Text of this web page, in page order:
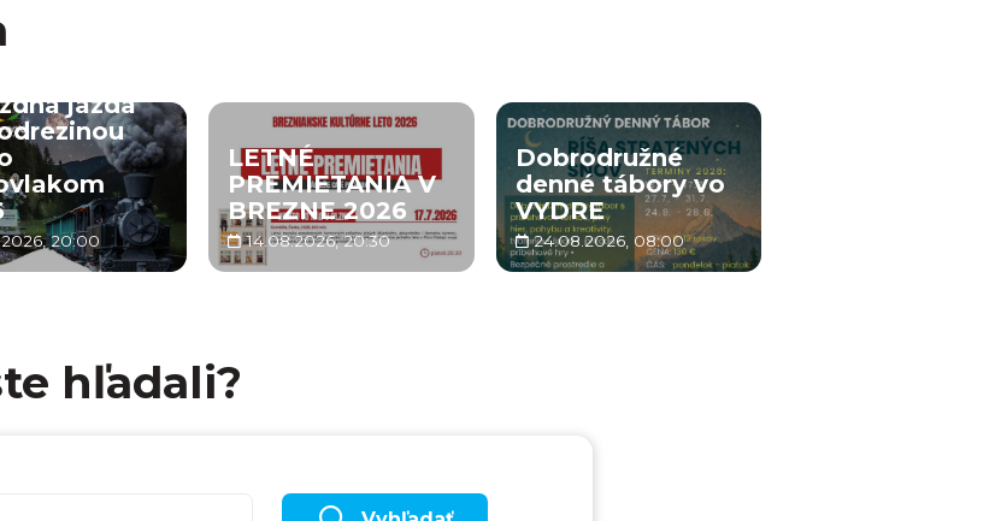
jazda
20:00
LETNÉ
PREMIETANIA V
BREZNE 2026
14.08.2026, 20:30
Dobrodružné
denné tábory vo
VYDRE
24.08.2026, 08:00
hľadali?